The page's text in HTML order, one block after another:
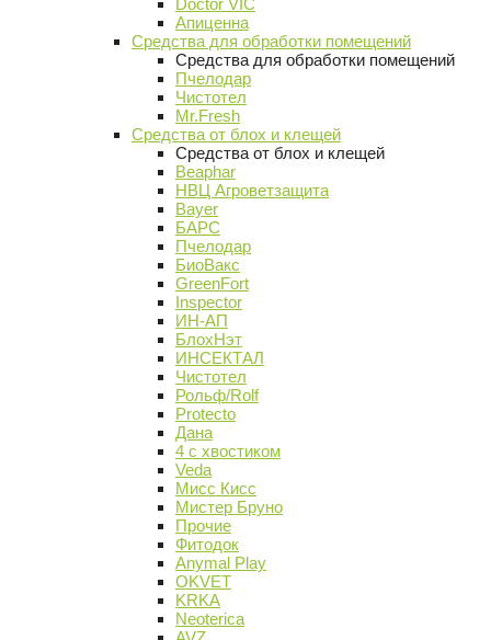
Doctor VIC
Апиценна
Средства для обработки помещений
Средства для обработки помещений
Пчелодар
Чистотел
Mr.Fresh
Средства от блох и клещей
Средства от блох и клещей
Beaphar
НВЦ Агроветзащита
Bayer
БАРС
Пчелодар
БиоВакс
GreenFort
Inspector
ИН-АП
БлохНэт
ИНСЕКТАЛ
Чистотел
Рольф/Rolf
Protecto
Дана
4 с хвостиком
Veda
Мисс Кисс
Мистер Бруно
Прочие
Фитодок
Anymal Play
OKVET
KRKA
Neoterica